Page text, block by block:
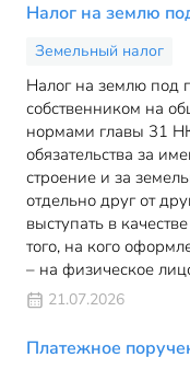
Налог на землю
Земельный налог
Налог на землю под
собственником на
нормами главы 31
обязательства за
строение и за
отдельно друг от
выступать в
того, на кого
– на физическое
21.07.2026
Платежное